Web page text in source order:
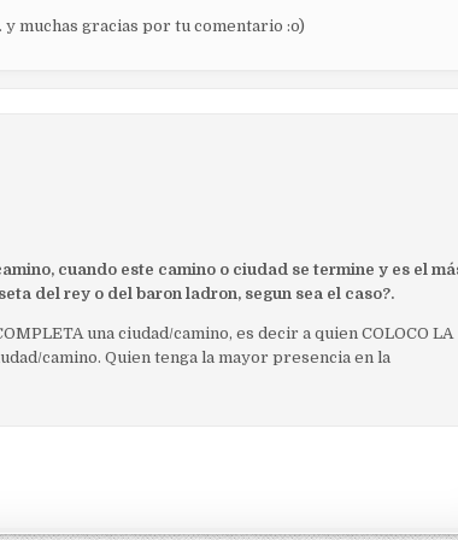
muchas gracias por tu comentario :o)
cuando este camino o ciudad se termine y es el
del rey o del baron ladron, segun sea el caso?.
una ciudad/camino, es decir a quien COLOCO LA
camino. Quien tenga la mayor presencia en la